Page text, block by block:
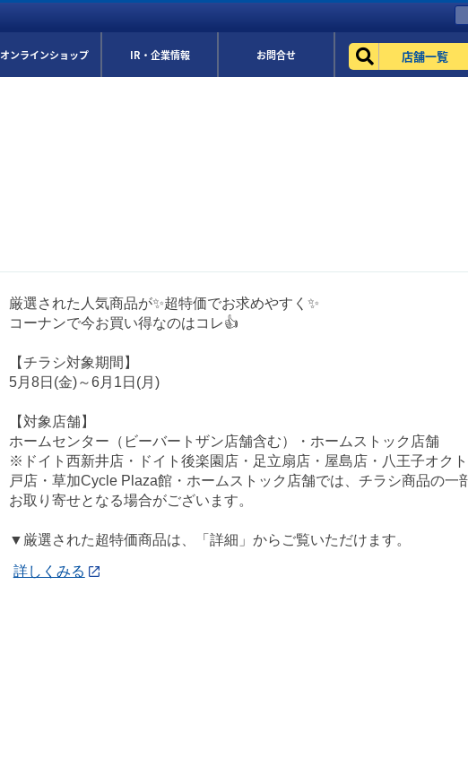
オンラインショップ IR・企業情報 お問合せ 店舗一覧
厳選された人気商品が✨超特価でお求めやすく✨
コーナンで今お買い得なのはコレ👍
【チラシ対象期間】
5月8日(金)～6月1日(月)
【対象店舗】
ホームセンター（ビーバートザン店舗含む）・ホームストック店舗
※ドイト西新井店・ドイト後楽園店・足立扇店・屋島店・八王子オク
戸店・草加Cycle Plaza館・ホームストック店舗では、チラシ商品の
お取り寄せとなる場合がございます。
▼厳選された超特価商品は、「詳細」からご覧いただけます。
詳しくみる